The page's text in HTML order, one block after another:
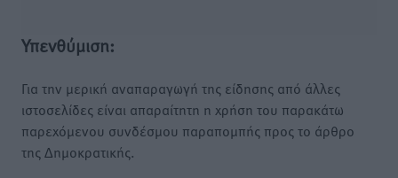
Υπενθύμιση:
Για την μερική αναπαραγωγή της είδησης από άλλες
ιστοσελίδες είναι απαραίτητη η χρήση του παρακάτω
παρεχόμενου συνδέσμου παραπομπής προς το άρθρο
της Δημοκρατικής.